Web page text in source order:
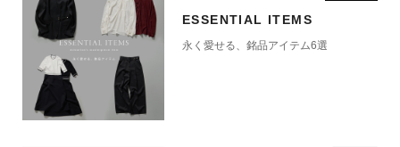
ESSENTIAL ITEMS
永く愛せる、銘品アイテム6選